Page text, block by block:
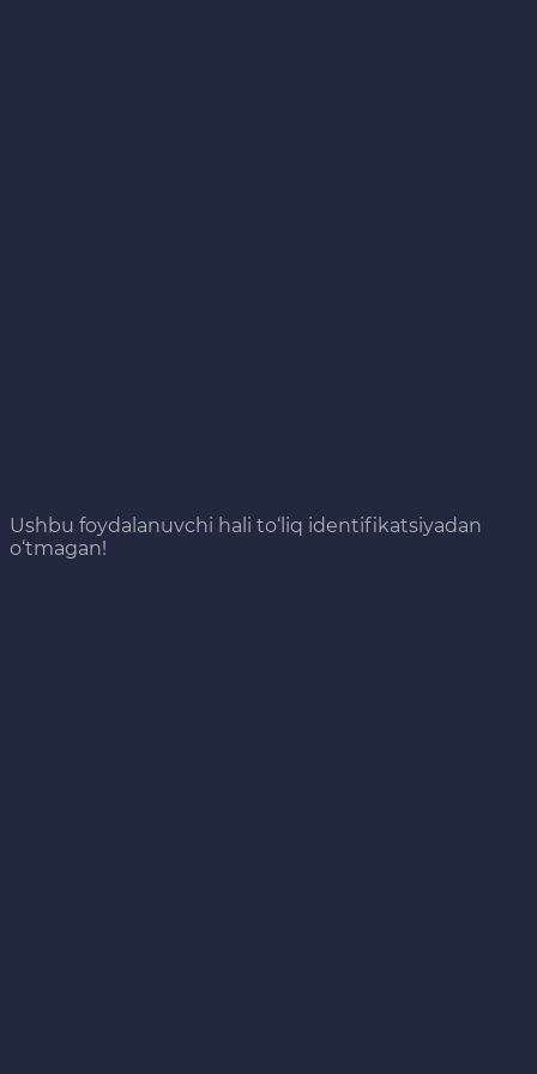
Ushbu foydalanuvchi hali to‘liq identifikatsiyadan
o‘tmagan!